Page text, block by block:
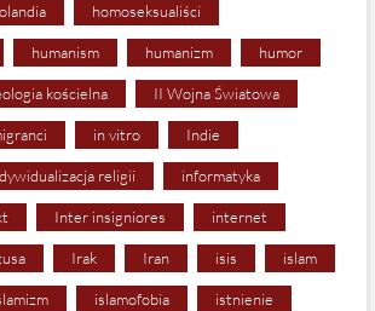
homoseksualiści
humanism humanizm humor
kościelna II Wojna Światowa
in vitro Indie
religii informatyka
Inter insigniores internet
Irak Iran isis islam
islamofobia istnienie